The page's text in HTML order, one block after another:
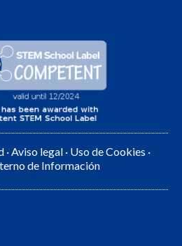
·Aviso legal · Uso de Cookies ·
de Información